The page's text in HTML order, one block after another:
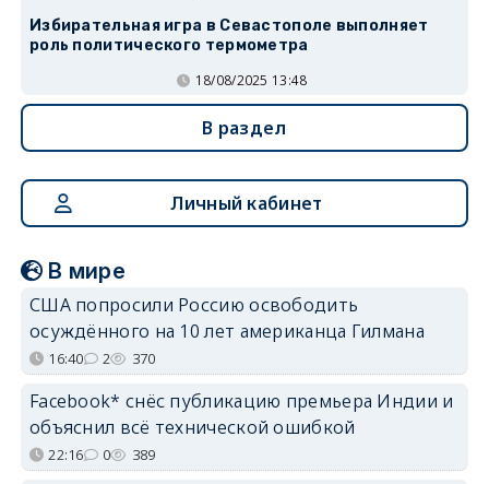
Избирательная игра в Севастополе выполняет
роль политического термометра
18/08/2025 13:48
В раздел
Личный кабинет
В мире
США попросили Россию освободить
осуждённого на 10 лет американца Гилмана
16:40 2 370
Facebook* снёс публикацию премьера Индии и
объяснил всё технической ошибкой
22:16 0 389